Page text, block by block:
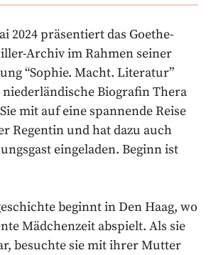
2024 präsentiert das Goethe-
Archiv im Rahmen seiner
“Sophie. Macht. Literatur”
niederländische Biografin Thera
mit auf eine spannende Reise
Regentin und hat dazu auch
eingeladen. Beginn ist
beginnt in Den Haag, wo
Mädchenzeit abspielt. Als sie
besuchte sie mit ihrer Mutter